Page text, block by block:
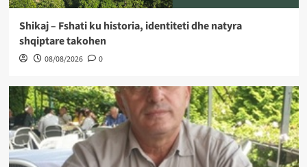
Shikaj – Fshati ku historia, identiteti dhe natyra
shqiptare takohen
08/08/2026 0